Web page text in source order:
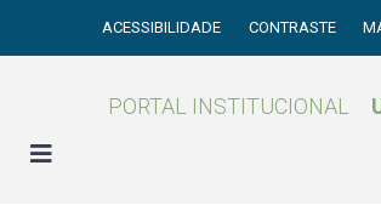
ACESSIBILIDADE CONTRASTE
PORTAL INSTITUCIONAL